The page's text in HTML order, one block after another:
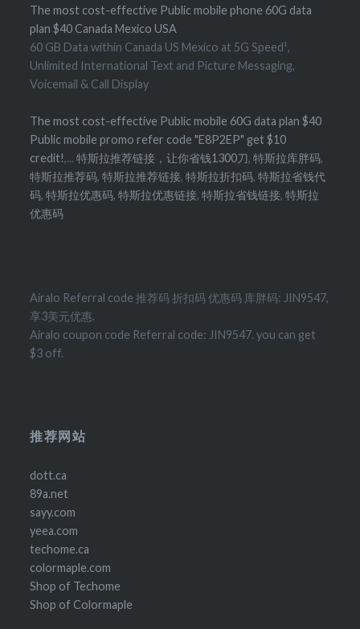
The most cost-effective Public mobile phone 60G data
plan $40 Canada Mexico USA
60 GB Data within Canada US Mexico at 5G Speed¹,
Unlimited International Text and Picture Messaging,
Voicemail & Call Display
The most cost-effective Public mobile 60G data plan $40
Public mobile promo refer code "E8P2EP" get $10
credit!,...特斯拉推荐链接，让你省钱1300刀,特斯拉库胖码,
特斯拉推荐码,特斯拉推荐链接,特斯拉折扣码,特斯拉省钱代
码,特斯拉优惠码,特斯拉优惠链接, 特斯拉省钱链接,特斯拉
优惠码
Airalo Referral code 推荐码 折扣码 优惠码 库胖码: JIN9547,
享3美元优惠.
Airalo coupon code Referral code: JIN9547. you can get
$3 off.
推荐网站
dott.ca
89a.net
sayy.com
yeea.com
techome.ca
colormaple.com
Shop of Techome
Shop of Colormaple